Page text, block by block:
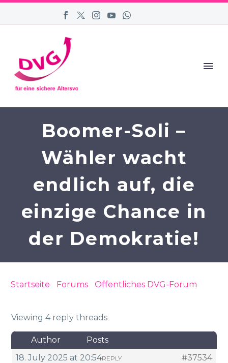
Boomer-Soli –
Wähler wacht
endlich auf, die
einzige Chance in
der Demokratie!
Startseite Forums Öffentliches DVG-Forum
Viewing 4 reply threads
Author
Posts
18. July 2025 at 20:54
#37534
REPLY